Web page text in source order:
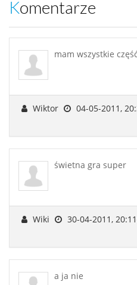
Komentarze
mam wszystkie
Wiktor
04-05-2011,
świetna gra super
Wiki
30-04-2011,
a ja nie